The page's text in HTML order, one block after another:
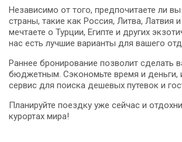
Независимо от того, предпочитаете ли
страны, такие как Россия, Литва, Латвия
мечтаете о Турции, Египте и других
нас есть лучшие варианты для вашего
Раннее бронирование позволит сделать
бюджетным. Сэкономьте время и деньги,
сервис для поиска дешевых путевок и
Планируйте поездку уже сейчас и
курортах мира!